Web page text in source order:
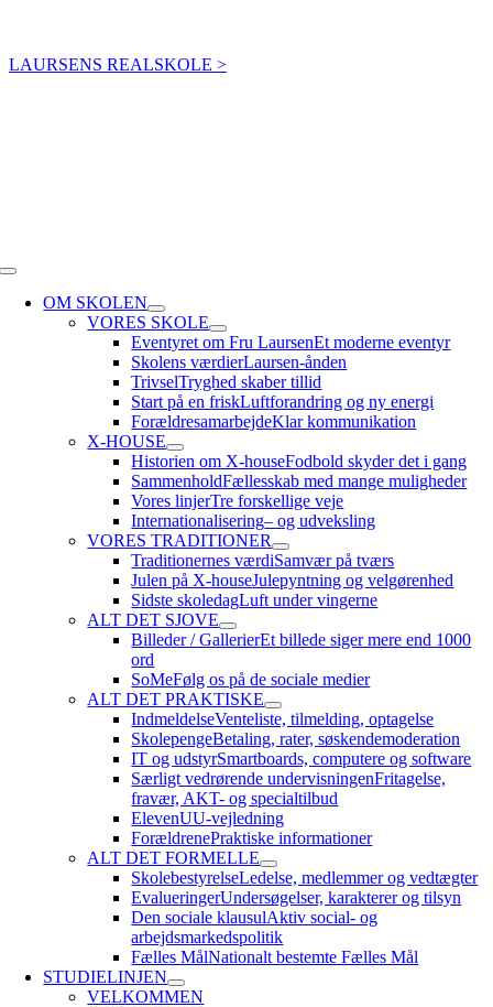
content
LAURSENS REALSKOLE >
Toggle
NavigationOM SKOLEN
VORES SKOLE
Eventyret om Fru LaursenEt moderne eventyr
Skolens værdierLaursen-ånden
TrivselTryghed skaber tillid
Start på en friskLuftforandring og ny energi
ForældresamarbejdeKlar kommunikation
X-HOUSE
Historien om X-houseFodbold skyder det i gang
SammenholdFællesskab med mange muligheder
Vores linjerTre forskellige veje
Internationalisering– og udveksling
VORES TRADITIONER
Traditionernes værdiSamvær på tværs
Julen på X-houseJulepyntning og velgørenhed
Sidste skoledagLuft under vingerne
ALT DET SJOVE
Billeder / GallerierEt billede siger mere end 1000
ord
SoMeFølg os på de sociale medier
ALT DET PRAKTISKE
IndmeldelseVenteliste, tilmelding, optagelse
SkolepengeBetaling, rater, søskendemoderation
IT og udstyrSmartboards, computere og software
Særligt vedrørende undervisningenFritagelse,
fravær, AKT- og specialtilbud
ElevenUU-vejledning
ForældrenePraktiske informationer
ALT DET FORMELLE
SkolebestyrelseLedelse, medlemmer og vedtægter
EvalueringerUndersøgelser, karakterer og tilsyn
Den sociale klausulAktiv social- og
arbejdsmarkedspolitik
Fælles MålNationalt bestemte Fælles Mål
STUDIELINJEN
VELKOMMEN